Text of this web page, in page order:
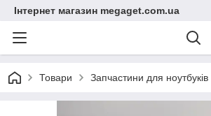
Інтернет магазин megaget.com.ua
Товари Запчастини для ноутбуків